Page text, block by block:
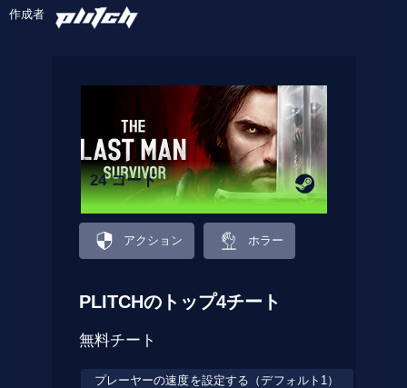
作成者
24 コード
アクション ホラー
PLITCHのトップ4チート
無料チート
プレーヤーの速度を設定する（デフォルト1）